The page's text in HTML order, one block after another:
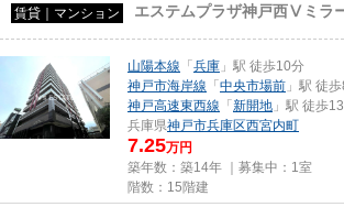
賃貸｜マンション エステムプラザ神戸西Ⅴミラ
山陽本線 「 兵庫 」駅 徒歩10分
神戸市海岸線 「 中央市場前 」駅 徒
神戸高速東西線 「 新開地 」駅 徒歩
兵庫県神戸市兵庫区西宮内町
7.25万円
築年数：築14年 ｜募集中： 1室
階数：15階建